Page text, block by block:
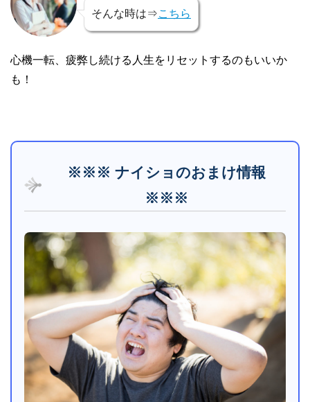
そんな時は⇒こちら
心機一転、疲弊し続ける人生をリセットするのもいいか
も！
※※※ ナイショのおまけ情報
※※※